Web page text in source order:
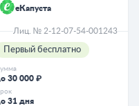
еКапуста
Лиц. № 2-12-07-54-001243
Первый бесплатно
30 000 ₽
31 дня